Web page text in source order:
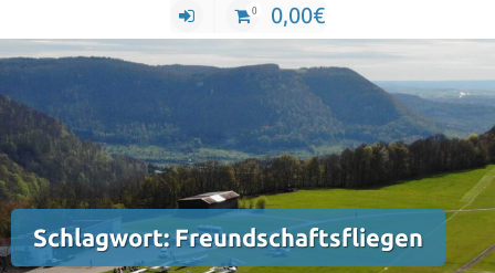
0 0,00€
Schlagwort:Freundschaftsfliegen